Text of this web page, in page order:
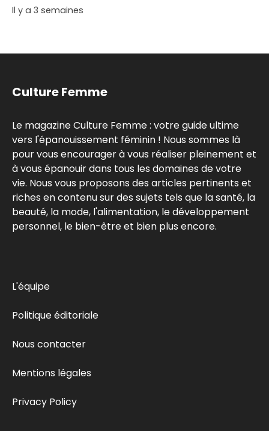
Il y a 3 semaines
Culture Femme
Le magazine Culture Femme : votre guide ultime
vers l'épanouissement féminin ! Nous sommes là
pour vous encourager à vous réaliser pleinement et
à vous épanouir dans tous les domaines de votre
vie. Nous vous proposons des articles pertinents et
riches en contenu sur des sujets tels que la santé, la
beauté, la mode, l'alimentation, le développement
personnel, le bien-être et bien plus encore.
L'équipe
Politique éditoriale
Nous contacter
Mentions légales
Privacy Policy